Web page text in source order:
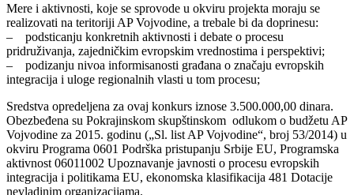
Mere i aktivnosti, koje se sprovode u okviru projekta moraju se
realizovati na teritoriji AP Vojvodine, a trebale bi da doprinesu:
– podsticanju konkretnih aktivnosti i debate o procesu
pridruživanja, zajedničkim evropskim vrednostima i perspektivi;
– podizanju nivoa informisanosti građana o značaju evropskih
integracija i uloge regionalnih vlasti u tom procesu;
Sredstva opredeljena za ovaj konkurs iznose 3.500.000,00 dinara.
Obezbeđena su Pokrajinskom skupštinskom odlukom o budžetu AP
Vojvodine za 2015. godinu („Sl. list AP Vojvodine“, broj 53/2014) u
okviru Programa 0601 Podrška pristupanju Srbije EU, Programska
aktivnost 06011002 Upoznavanje javnosti o procesu evropskih
integracija i politikama EU, ekonomska klasifikacija 481 Dotacije
nevladinim organizacijama.